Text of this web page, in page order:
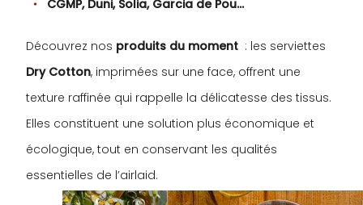
CGMP, Duni, Solia, Garcia de Pou…
Découvrez nos produits du moment : les serviettes
Dry Cotton, imprimées sur une face, offrent une
texture raffinée qui rappelle la délicatesse des tissus.
Elles constituent une solution plus économique et
écologique, tout en conservant les qualités
essentielles de l’airlaid.